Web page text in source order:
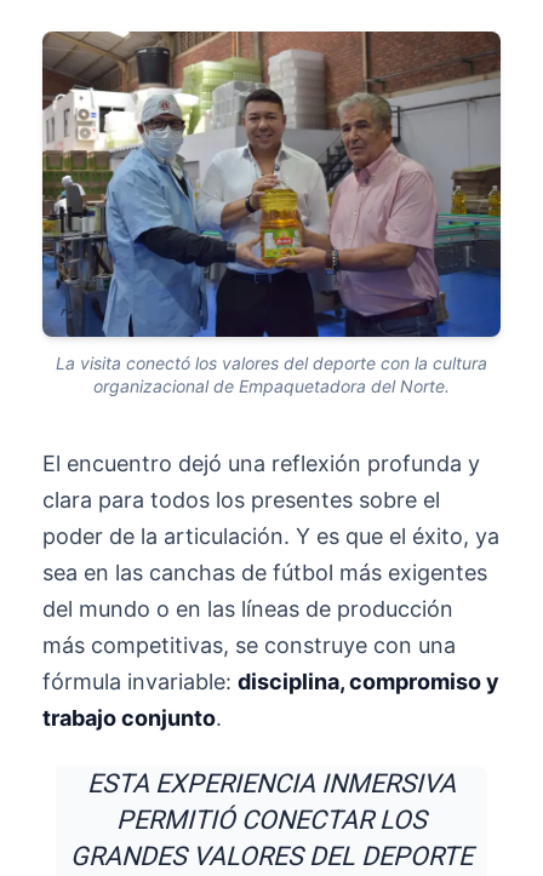
La visita conectó los valores del deporte con la cultura
organizacional de Empaquetadora del Norte.
El encuentro dejó una reflexión profunda y
clara para todos los presentes sobre el
poder de la articulación. Y es que el éxito, ya
sea en las canchas de fútbol más exigentes
del mundo o en las líneas de producción
más competitivas, se construye con una
fórmula invariable: disciplina, compromiso y
trabajo conjunto.
ESTA EXPERIENCIA INMERSIVA
PERMITIÓ CONECTAR LOS
GRANDES VALORES DEL DEPORTE